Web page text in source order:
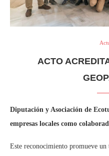
ACTO
Diputación y Asociación de
empresas locales como
Este reconocimiento promueve